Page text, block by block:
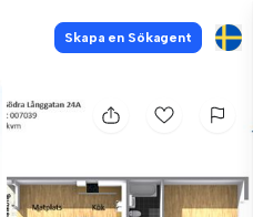
Skapa en Sökagent